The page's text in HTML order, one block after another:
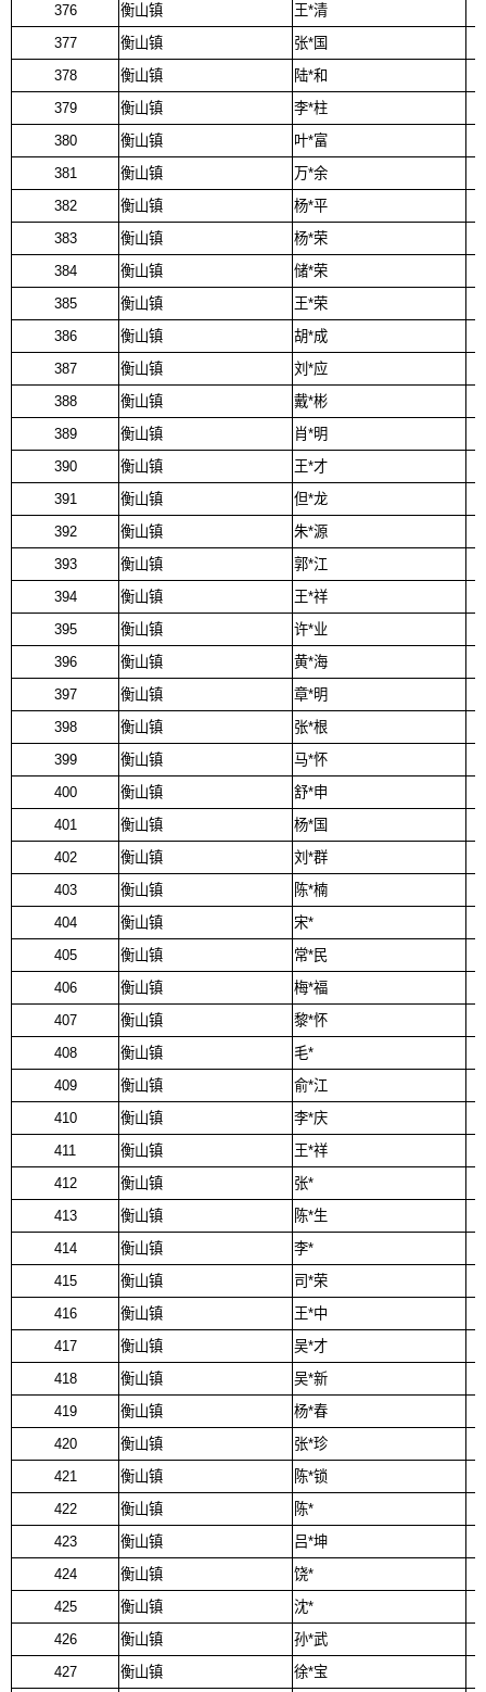
376
衡山镇
王*清
377
衡山镇
张*国
378
衡山镇
陆*和
379
衡山镇
李*柱
380
衡山镇
叶*富
381
衡山镇
万*余
382
衡山镇
杨*平
383
衡山镇
杨*荣
384
衡山镇
储*荣
385
衡山镇
王*荣
386
衡山镇
胡*成
387
衡山镇
刘*应
388
衡山镇
戴*彬
389
衡山镇
肖*明
390
衡山镇
王*才
391
衡山镇
但*龙
392
衡山镇
朱*源
393
衡山镇
郭*江
394
衡山镇
王*祥
395
衡山镇
许*业
396
衡山镇
黄*海
397
衡山镇
章*明
398
衡山镇
张*根
399
衡山镇
马*怀
400
衡山镇
舒*申
401
衡山镇
杨*国
402
衡山镇
刘*群
403
衡山镇
陈*楠
404
衡山镇
宋*
405
衡山镇
常*民
406
衡山镇
梅*福
407
衡山镇
黎*怀
408
衡山镇
毛*
409
衡山镇
俞*江
410
衡山镇
李*庆
411
衡山镇
王*祥
412
衡山镇
张*
413
衡山镇
陈*生
414
衡山镇
李*
415
衡山镇
司*荣
416
衡山镇
王*中
417
衡山镇
吴*才
418
衡山镇
吴*新
419
衡山镇
杨*春
420
衡山镇
张*珍
421
衡山镇
陈*锁
422
衡山镇
陈*
423
衡山镇
吕*坤
424
衡山镇
饶*
425
衡山镇
沈*
426
衡山镇
孙*武
427
衡山镇 徐*宝